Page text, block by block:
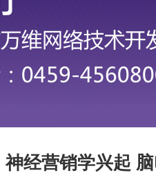
神经营销学兴起